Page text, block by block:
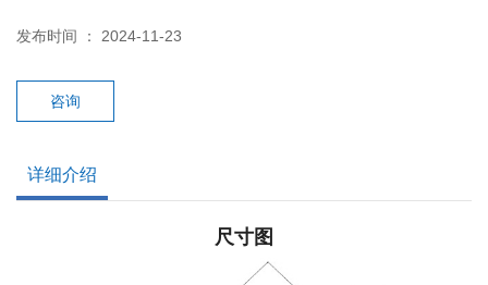
发布时间 ： 2024-11-23
咨询
详细介绍
尺寸图